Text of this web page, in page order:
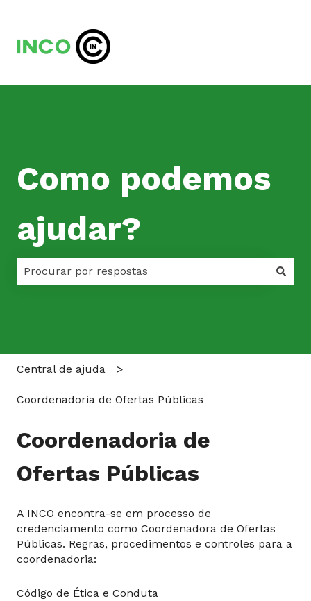
Como podemos
ajudar?
Central de ajuda
Coordenadoria de Ofertas Públicas
Coordenadoria de
Ofertas Públicas
A INCO encontra-se em processo de
credenciamento como Coordenadora de Ofertas
Públicas. Regras, procedimentos e controles para a
coordenadoria:
Código de Ética e Conduta